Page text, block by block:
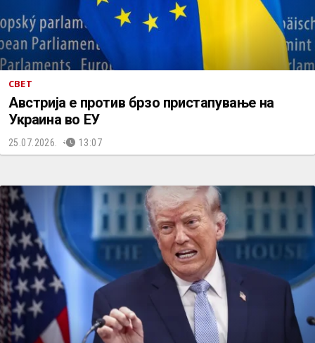
СВЕТ
Австрија е против брзо пристапување на
Украина во ЕУ
25.07.2026. 13:07